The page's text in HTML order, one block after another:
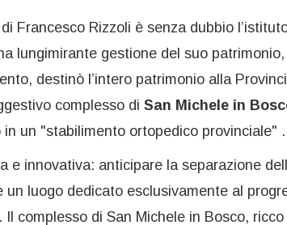
Francesco Rizzoli è senza dubbio
lungimirante gestione del suo
destinò l’intero patrimonio alla
complesso di San Michele in
un "stabilimento ortopedico provinciale" .
e innovativa: anticipare la separazione
un luogo dedicato esclusivamente al
Il complesso di San Michele in Bosco,